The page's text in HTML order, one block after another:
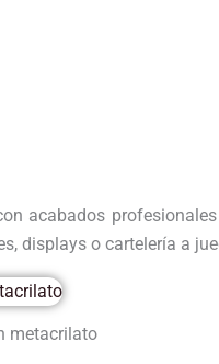
acabados
displays o cartelería a
metacrilato